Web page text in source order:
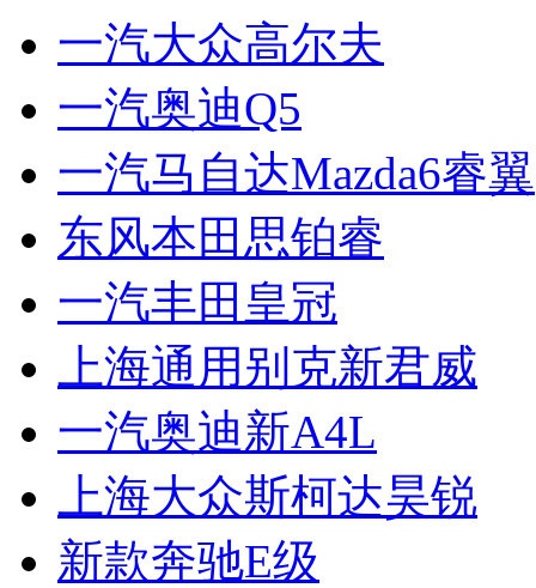
一汽大众高尔夫
一汽奥迪Q5
一汽马自达Mazda6睿翼
东风本田思铂睿
一汽丰田皇冠
上海通用别克新君威
一汽奥迪新A4L
上海大众斯柯达昊锐
新款奔驰E级